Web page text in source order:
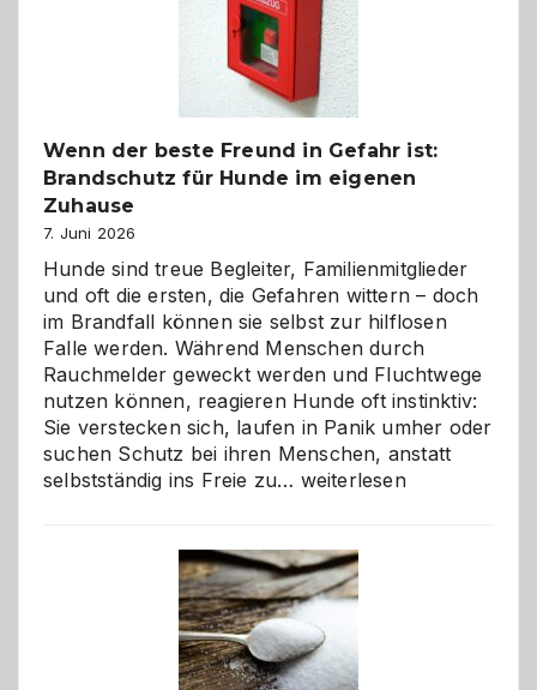
herzlich
gestalten
Wenn der beste Freund in Gefahr ist:
Brandschutz für Hunde im eigenen
Zuhause
7. Juni 2026
Hunde sind treue Begleiter, Familienmitglieder
und oft die ersten, die Gefahren wittern – doch
im Brandfall können sie selbst zur hilflosen
Falle werden. Während Menschen durch
Rauchmelder geweckt werden und Fluchtwege
nutzen können, reagieren Hunde oft instinktiv:
Sie verstecken sich, laufen in Panik umher oder
suchen Schutz bei ihren Menschen, anstatt
selbstständig ins Freie zu… Wenn
Freund
in
Gefahr
ist:
Brandschutz
weiterlesen